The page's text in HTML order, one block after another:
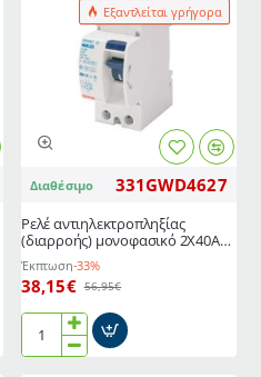
Εξαντλείται γρήγορα
Διαθέσιμο 331GWD4627
Ρελέ αντιηλεκτροπληξίας
(διαρροής) μονοφασικό 2X40A
30mA GEWISS Ιταλίας
Έκπτωση-33%
38,15€ 56,95€
Ρελέ